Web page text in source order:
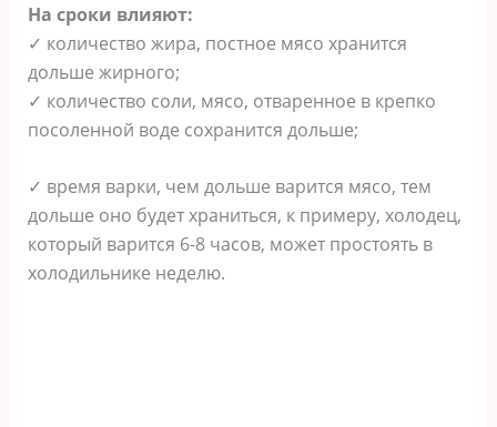
На сроки влияют:
✓ количество жира, постное мясо хранится
дольше жирного;
✓ количество соли, мясо, отваренное в крепко
посоленной воде сохранится дольше;
✓ время варки, чем дольше варится мясо, тем
дольше оно будет храниться, к примеру, холодец,
который варится 6-8 часов, может простоять в
холодильнике неделю.